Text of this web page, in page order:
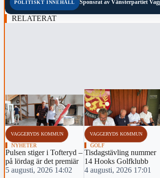
POLITISKT INNEHÅLL Sponsrat av Vänsterpartiet
RELATERAT
‹
VAGGERYDS KOMMUN
NYHETER
Pulsen stiger i Tofteryd –
på lördag är det premiär
5 augusti, 2026 14:02
VAGGERYDS KOMMUN
GOLF
Tisdagstävling nummer
14 Hooks Golfklubb
4 augusti, 2026 17:01